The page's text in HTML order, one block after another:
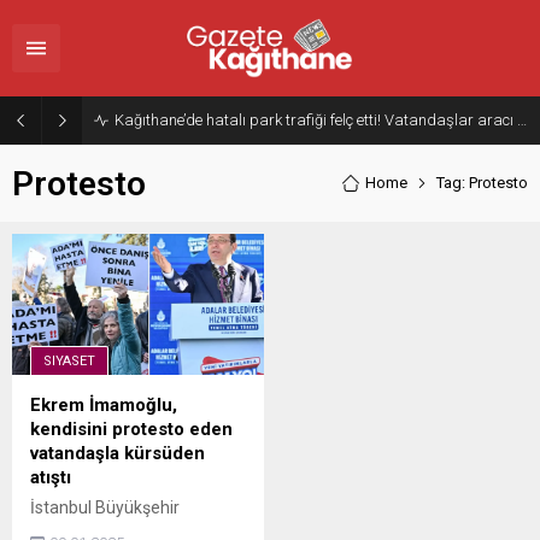
Protesto Home Tag: Protesto
SIYASET
Ekrem İmamoğlu,
kendisini protesto eden
vatandaşla kürsüden
atıştı
İstanbul Büyükşehir